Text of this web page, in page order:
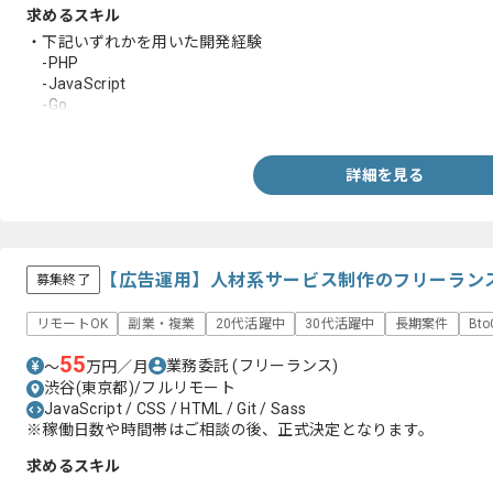
求めるスキル
・下記いずれかを用いた開発経験
-PHP
-JavaScript
-Go
詳細を見る
募集終了 【広告運用】人材系サービス制作のフリーラン
リモートOK 副業・複業 20代活躍中 30代活躍中 長期案件
〜55万円／月 業務委託(フリーランス)
渋谷(東京都)/フルリモート
JavaScript / CSS / HTML / Git / Sass
※稼働日数や時間帯はご相談の後、正式決定となります。
求めるスキル